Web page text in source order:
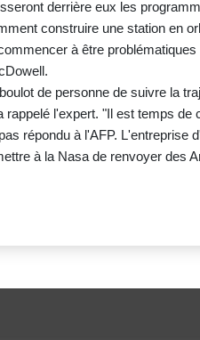
derrière eux les
construire une station en
à être
de personne de suivre la
rappelé l'expert. "Il est temps de
répondu à l'AFP. L'entreprise
à la Nasa de renvoyer des